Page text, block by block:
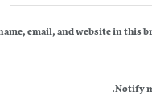
email, and website in this
Notify